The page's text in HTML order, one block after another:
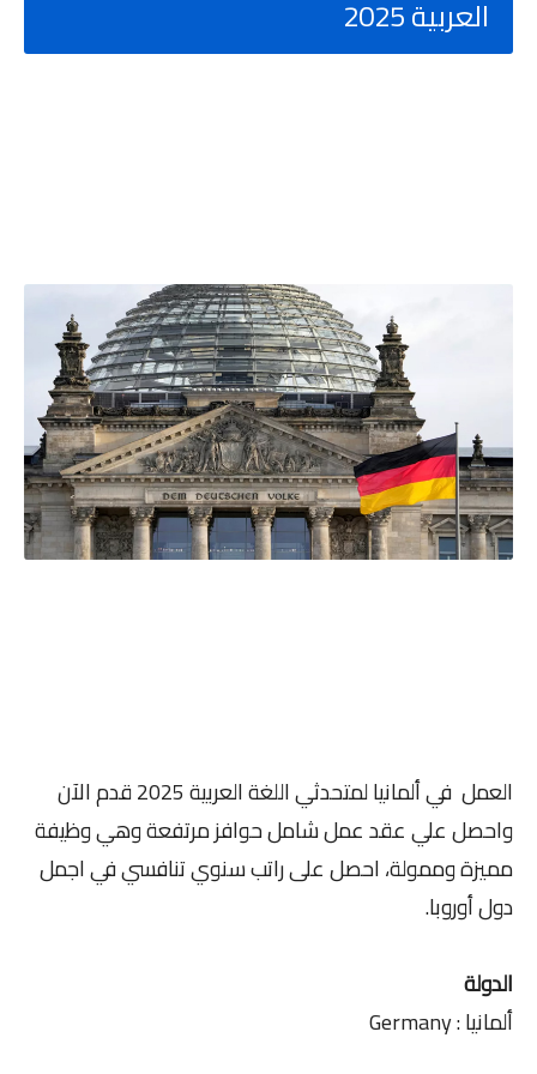
العربية 2025
العمل في ألمانيا لمتحدثي اللغة العربية 2025 قدم الآن
واحصل علي عقد عمل شامل حوافز مرتفعة وهي وظيفة
مميزة وممولة، احصل على راتب سنوي تنافسي في اجمل
دول أوروبا.
الدولة
ألمانيا : Germany